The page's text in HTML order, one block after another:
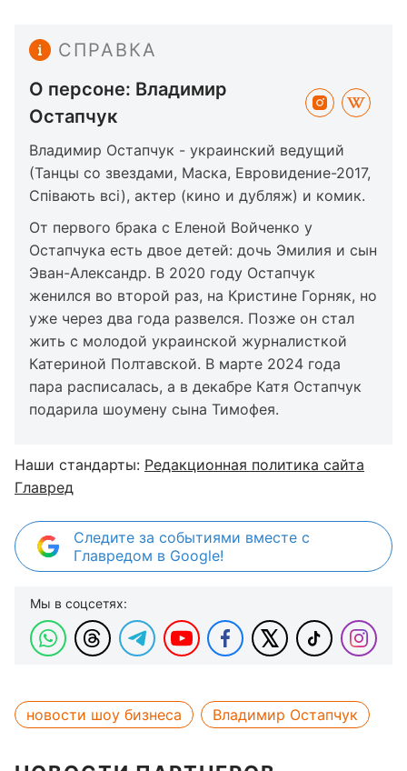
СПРАВКА
О персоне: Владимир
Остапчук
Владимир Остапчук - украинский ведущий
(Танцы со звездами, Маска, Евровидение-2017,
Співають всі), актер (кино и дубляж) и комик.
От первого брака с Еленой Войченко у
Остапчука есть двое детей: дочь Эмилия и сын
Эван-Александр. В 2020 году Остапчук
женился во второй раз, на Кристине Горняк, но
уже через два года развелся. Позже он стал
жить с молодой украинской журналисткой
Катериной Полтавской. В марте 2024 года
пара расписалась, а в декабре Катя Остапчук
подарила шоумену сына Тимофея.
Наши стандарты: Редакционная политика сайта
Главред
Следите за событиями вместе с
Главредом в Google!
Мы в соцсетях:
новости шоу бизнеса Владимир Остапчук